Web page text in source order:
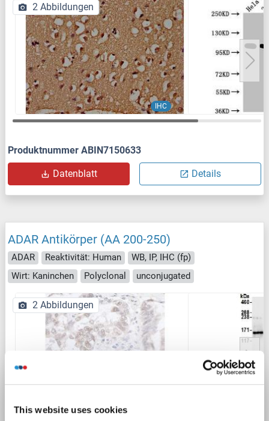
This website uses cookies
IHC
2 Abbildungen
Produktnummer ABIN7150633
Datenblatt Details
ADAR Antikörper (AA 200-250)
ADAR Reaktivität: Human
WB, IP, IHC (fp)
Wirt: Kaninchen
Polyclonal unconjugated
2 Abbildungen